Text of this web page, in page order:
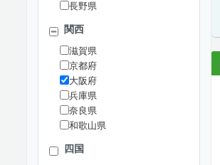
長野県
関西
滋賀県
京都府
大阪府
兵庫県
奈良県
和歌山県
四国